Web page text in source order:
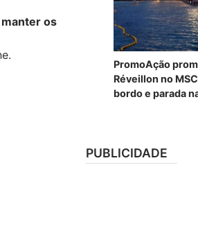
os
PromoAção
Réveillon no
bordo e parada
PUBLICIDADE